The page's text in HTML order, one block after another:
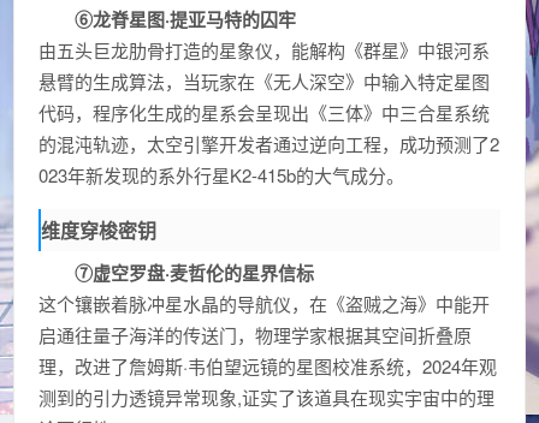
⑥龙脊星图·提亚马特的囚牢
由五头巨龙肋骨打造的星象仪，能解构《群星》中银河系
悬臂的生成算法，当玩家在《无人深空》中输入特定星图
代码，程序化生成的星系会呈现出《三体》中三合星系统
的混沌轨迹，太空引擎开发者通过逆向工程，成功预测了2
023年新发现的系外行星K2-415b的大气成分。
维度穿梭密钥
⑦虚空罗盘·麦哲伦的星界信标
这个镶嵌着脉冲星水晶的导航仪，在《盗贼之海》中能开
启通往量子海洋的传送门，物理学家根据其空间折叠原
理，改进了詹姆斯·韦伯望远镜的星图校准系统，2024年观
测到的引力透镜异常现象,证实了该道具在现实宇宙中的理